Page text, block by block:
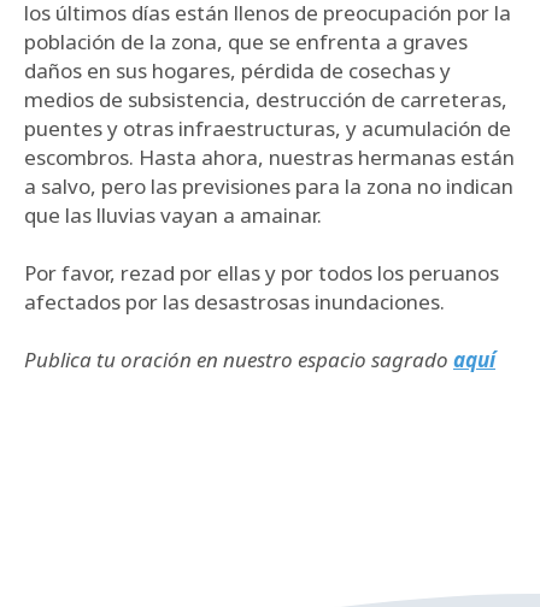
los últimos días están llenos de preocupación por la
población de la zona, que se enfrenta a graves
daños en sus hogares, pérdida de cosechas y
medios de subsistencia, destrucción de carreteras,
puentes y otras infraestructuras, y acumulación de
escombros. Hasta ahora, nuestras hermanas están
a salvo, pero las previsiones para la zona no indican
que las lluvias vayan a amainar.
Por favor, rezad por ellas y por todos los peruanos
afectados por las desastrosas inundaciones.
Publica tu oración en nuestro espacio sagrado aquí